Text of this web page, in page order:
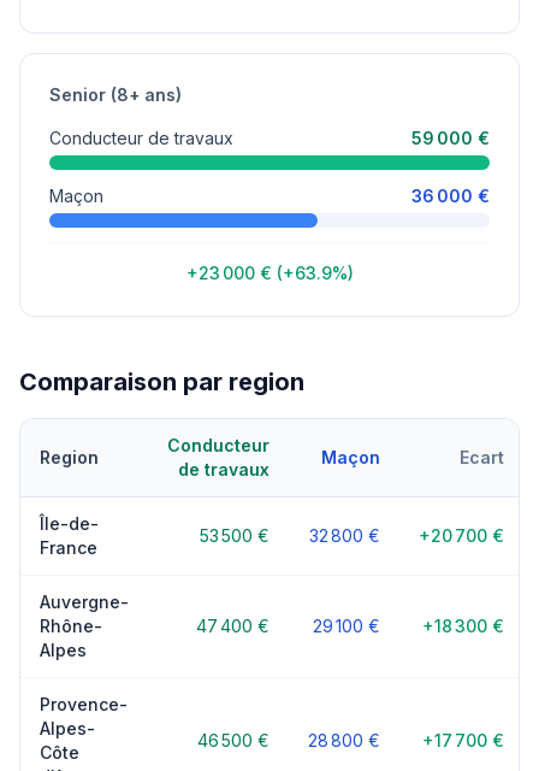
Senior (8+ ans)
Conducteur de travaux 59 000 €
Maçon 36 000 €
+23 000 € (+63.9%)
Comparaison par region
Region
Conducteur
de travaux
Maçon Ecart
Île-de-
France
53 500 € 32 800 € +20 700 €
Auvergne-
Rhône-
Alpes
47 400 € 29 100 € +18 300 €
Provence-
Alpes-
Côte
46 500 € 28 800 € +17 700 €